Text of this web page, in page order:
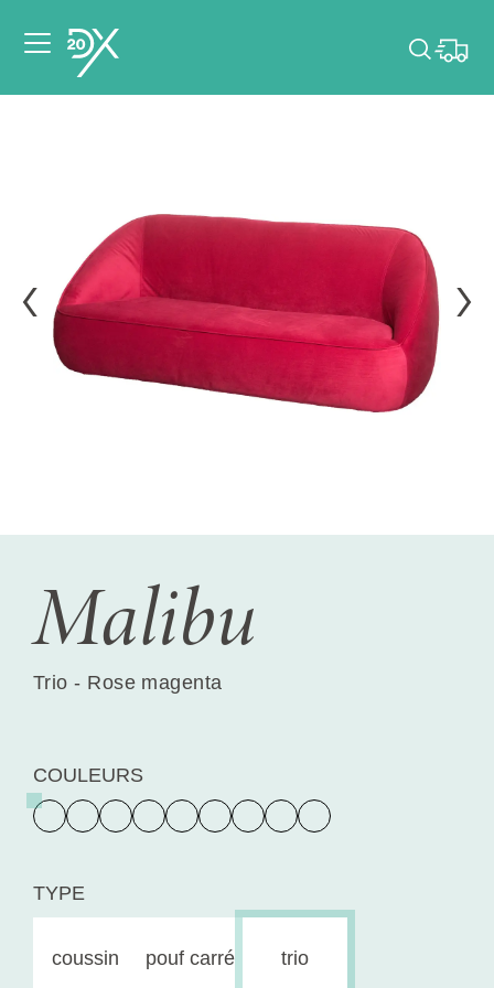
Choisir mes dates
Malibu
Trio - Rose magenta
COULEURS
TYPE
coussin pouf carré trio